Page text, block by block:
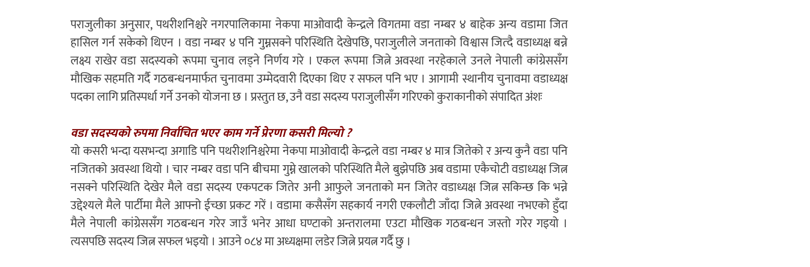
पराजुलीका अनुसार, पथरीशनिश्चरे नगरपालिकामा नेकपा माओवादी केन्द्रले विगतमा वडा नम्बर ४ बाहेक अन्य वडामा जित
हासिल गर्न सकेको थिएन । वडा नम्बर ४ पनि गुम्नसक्ने परिस्थिति देखेपछि, पराजुलीले जनताको विश्वास जित्दै वडाध्यक्ष बन्ने
लक्ष्य राखेर वडा सदस्यको रूपमा चुनाव लड्ने निर्णय गरे । एकल रूपमा जित्ने अवस्था नरहेकाले उनले नेपाली कांग्रेससँग
मौखिक सहमति गर्दै गठबन्धनमार्फत चुनावमा उम्मेदवारी दिएका थिए र सफल पनि भए । आगामी स्थानीय चुनावमा वडाध्यक्ष
पदका लागि प्रतिस्पर्धा गर्ने उनको योजना छ । प्रस्तुत छ, उनै वडा सदस्य पराजुलीसँग गरिएको कुराकानीको संपादित अंशः
वडा सदस्यको रुपमा निर्वाचित भएर काम गर्ने प्रेरणा कसरी मिल्यो ?
यो कसरी भन्दा यसभन्दा अगाडि पनि पथरीशनिश्चरेमा नेकपा माओवादी केन्द्रले वडा नम्बर ४ मात्र जितेको र अन्य कुनै वडा पनि
नजितको अवस्था थियो । चार नम्बर वडा पनि बीचमा गुम्ने खालको परिस्थिति मैले बुझेपछि अब वडामा एकैचोटी वडाध्यक्ष जित्न
नसक्ने परिस्थिति देखेर मैले वडा सदस्य एकपटक जितेर अनी आफुले जनताको मन जितेर वडाध्यक्ष जित्न सकिन्छ कि भन्ने
उद्देश्यले मैले पार्टीमा मैले आफ्नो ईच्छा प्रकट गरें । वडामा कसैसँग सहकार्य नगरी एकलौटी जाँदा जित्ने अवस्था नभएको हुँदा
मैले नेपाली कांग्रेससँग गठबन्धन गरेर जाउँ भनेर आधा घण्टाको अन्तरालमा एउटा मौखिक गठबन्धन जस्तो गरेर गइयो ।
त्यसपछि सदस्य जित्न सफल भइयो । आउने ०८४ मा अध्यक्षमा लडेर जित्ने प्रयत्न गर्दै छु ।